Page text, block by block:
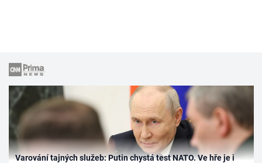
Varování tajných služeb: Putin chystá test NATO. Ve hře je i